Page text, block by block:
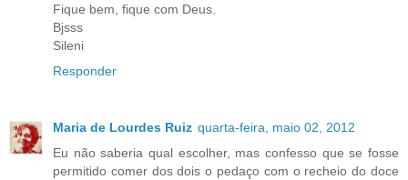
Fique bem, fique com Deus.
Bjsss
Sileni
Responder
Maria de Lourdes Ruiz quarta-feira, maio 02, 2012
Eu não saberia qual escolher, mas confesso que se fosse
permitido comer dos dois o pedaço com o recheio do doce